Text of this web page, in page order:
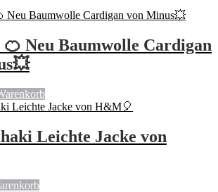
🍊 Neu Baumwolle Cardigan
Leichte Jacke von